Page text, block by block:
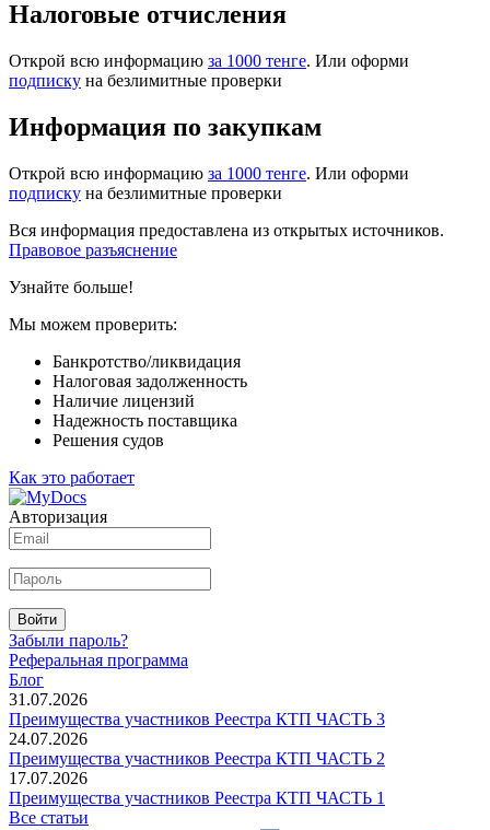
Налоговые отчисления
Открой всю информацию за 1000 тенге. Или оформи
подписку на безлимитные проверки
Информация по закупкам
Открой всю информацию за 1000 тенге. Или оформи
подписку на безлимитные проверки
Вся информация предоставлена из открытых источников.
Правовое разъяснение
Узнайте больше!
Мы можем проверить:
Банкротство/ликвидация
Налоговая задолженность
Наличие лицензий
Надежность поставщика
Решения судов
Как это работает
Авторизация
Войти
Забыли пароль?
Реферальная программа
Блог
31.07.2026
Преимущества участников Реестра КТП ЧАСТЬ 3
24.07.2026
Преимущества участников Реестра КТП ЧАСТЬ 2
17.07.2026
Преимущества участников Реестра КТП ЧАСТЬ 1
Все статьи